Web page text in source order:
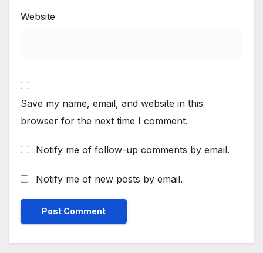
Website
Save my name, email, and website in this
browser for the next time I comment.
Notify me of follow-up comments by email.
Notify me of new posts by email.